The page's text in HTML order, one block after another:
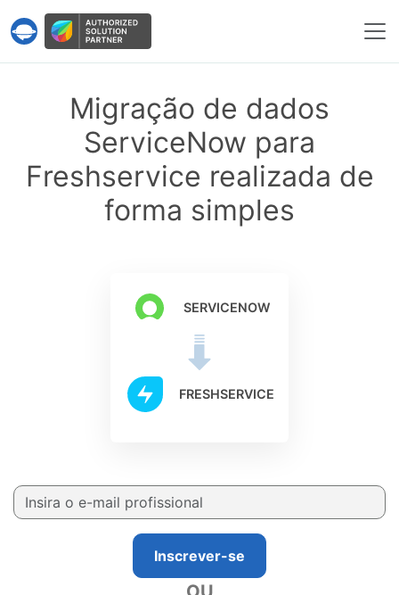
Serviço Help Desk Migration
Migração de dados
ServiceNow para
Freshservice realizada de
forma simples
SERVICENOW
FRESHSERVICE
Inscrever-se